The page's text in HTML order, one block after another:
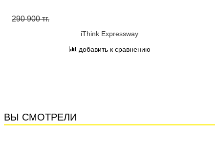
290 900 тг.
iThink Expressway
добавить к сравнению
ВЫ СМОТРЕЛИ